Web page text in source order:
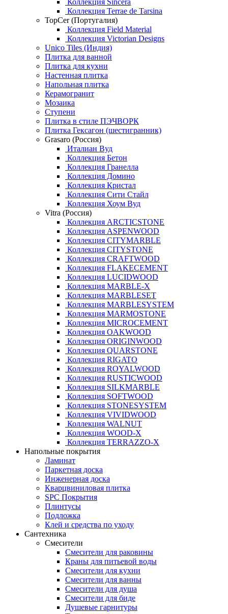
Коллекция Sincera
Коллекция Terrae de Tarsina
TopCer (Португалия)
Коллекция Field Material
Коллекция Victorian Designs
Unico Tiles (Индия)
Плитка для ванной
Плитка для кухни
Настенная плитка
Напольная плитка
Керамогранит
Мозаика
Ступени
Плитка в стиле ПЭЧВОРК
Плитка Гексагон (шестигранник)
Grasaro (Россия)
Италиан Вуд
Коллекция Бетон
Коллекция Гранелла
Коллекция Домино
Коллекция Кристал
Коллекция Сити Стайл
Коллекция Хоум Вуд
Vitra (Россия)
Коллекция ARCTICSTONE
Коллекция ASPENWOOD
Коллекция CITYMARBLE
Коллекция CITYSTONE
Коллекция CRAFTWOOD
Коллекция FLAKECEMENT
Коллекция LUCIDWOOD
Коллекция MARBLE-X
Коллекция MARBLESET
Коллекция MARBLESYSTEM
Коллекция MARMOSTONE
Коллекция MICROCEMENT
Коллекция OAKWOOD
Коллекция ORIGINWOOD
Коллекция QUARSTONE
Коллекция RIGATO
Коллекция ROYALWOOD
Коллекция RUSTICWOOD
Коллекция SILKMARBLE
Коллекция SOFTWOOD
Коллекция STONESYSTEM
Коллекция VIVIDWOOD
Коллекция WALNUT
Коллекция WOOD-X
Коллекция ТЕRRАZZO-X
Напольные покрытия
Ламинат
Паркетная доска
Инженерная доска
Кварцвиниловая плитка
SPC Покрытия
Плинтусы
Подложка
Клей и средства по уходу
Сантехника
Смесители
Смесители для раковины
Краны для питьевой воды
Смесители для кухни
Смесители для ванны
Смесители для душа
Смесители для биде
Душевые гарнитуры